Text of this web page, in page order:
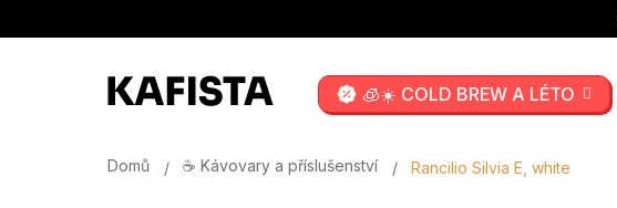
🧊☀️ COLD BREW A LÉTO
Domů ☕ Kávovary a příslušenství Rancilio Silvia E, white